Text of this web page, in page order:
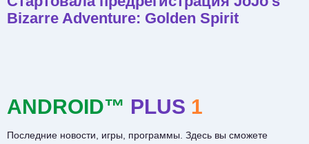
Bizarre Adventure: Golden Spirit
ANDROID™ PLUS 1
Последние новости, игры, программы. Здесь вы сможете